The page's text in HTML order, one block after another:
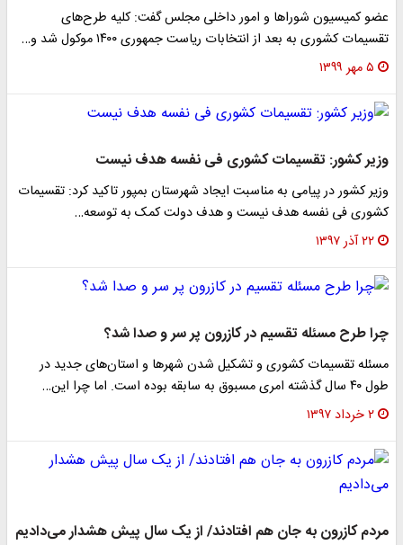
عضو کمیسیون شورا‌ها و امور داخلی مجلس گفت: کلیه طرح‌های
تقسیمات کشوری به بعد از انتخابات ریاست جمهوری ۱۴۰۰ موکول شد و…
۵ مهر ۱۳۹۹
وزیر کشور: تقسیمات کشوری فی نفسه هدف نیست
وزیر کشور در پیامی به مناسبت ایجاد شهرستان بمپور تاکید کرد: تقسیمات
کشوری فی نفسه هدف نیست و هدف دولت کمک به توسعه…
۲۲ آذر ۱۳۹۷
چرا طرح مسئله تقسیم در کازرون پر سر و صدا شد؟
مسئله تقسیمات کشوری و تشکیل شدن شهرها و استان‌های جدید در
طول ۴۰ سال گذشته امری مسبوق به سابقه بوده است. اما چرا این…
۲ خرداد ۱۳۹۷
مردم کازرون به جان هم افتادند/ از یک سال پیش هشدار می‌دادیم